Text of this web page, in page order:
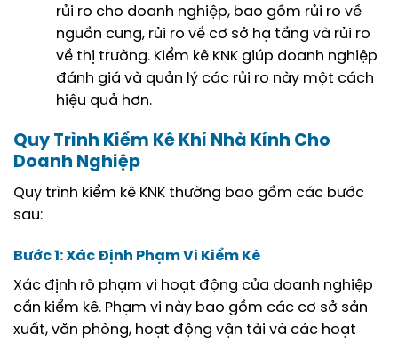
rủi ro cho doanh nghiệp, bao gồm rủi ro về
nguồn cung, rủi ro về cơ sở hạ tầng và rủi ro
về thị trường. Kiểm kê KNK giúp doanh nghiệp
đánh giá và quản lý các rủi ro này một cách
hiệu quả hơn.
Quy Trình Kiểm Kê Khí Nhà Kính Cho
Doanh Nghiệp
Quy trình kiểm kê KNK thường bao gồm các bước
sau:
Bước 1: Xác Định Phạm Vi Kiểm Kê
Xác định rõ phạm vi hoạt động của doanh nghiệp
cần kiểm kê. Phạm vi này bao gồm các cơ sở sản
xuất, văn phòng, hoạt động vận tải và các hoạt